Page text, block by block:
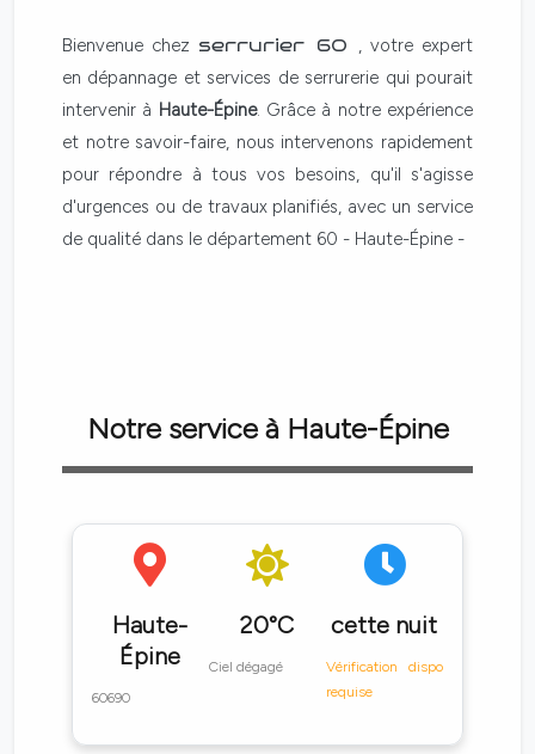
Bienvenue chez serrurier 60 , votre expert
en dépannage et services de serrurerie qui pourait
intervenir à Haute-Épine. Grâce à notre expérience
et notre savoir-faire, nous intervenons rapidement
pour répondre à tous vos besoins, qu'il s'agisse
d'urgences ou de travaux planifiés, avec un service
de qualité dans le département 60 - Haute-Épine -
Notre service à Haute-Épine
Haute-
Épine
60690
20°C
Ciel dégagé
cette nuit
Vérification dispo
requise